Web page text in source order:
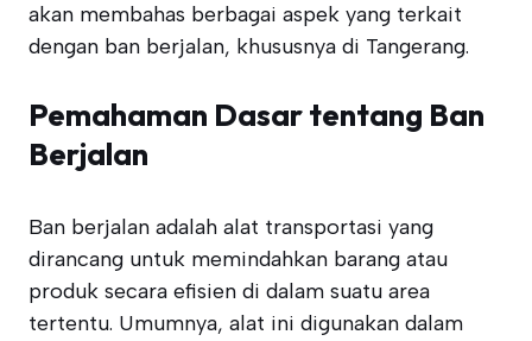
akan membahas berbagai aspek yang terkait
dengan ban berjalan, khususnya di Tangerang.
Pemahaman Dasar tentang Ban
Berjalan
Ban berjalan adalah alat transportasi yang
dirancang untuk memindahkan barang atau
produk secara efisien di dalam suatu area
tertentu. Umumnya, alat ini digunakan dalam